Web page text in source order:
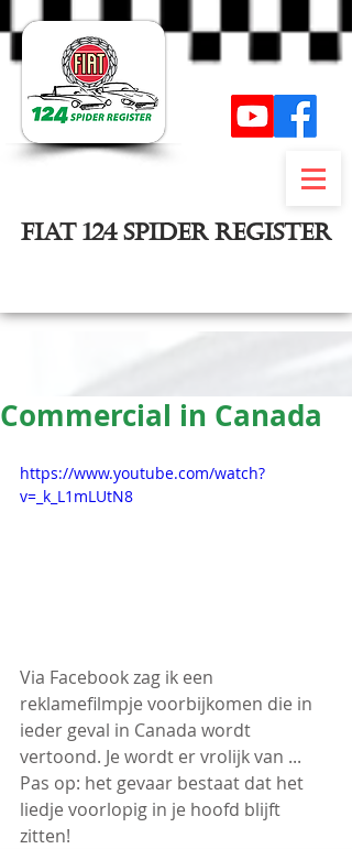
FIAT 124 SPIDER REGISTER
Commercial in Canada
https://www.youtube.com/watch?
v=_k_L1mLUtN8
Via Facebook zag ik een
reklamefilmpje voorbijkomen die in
ieder geval in Canada wordt
vertoond. Je wordt er vrolijk van ...
Pas op: het gevaar bestaat dat het
liedje voorlopig in je hoofd blijft
zitten!